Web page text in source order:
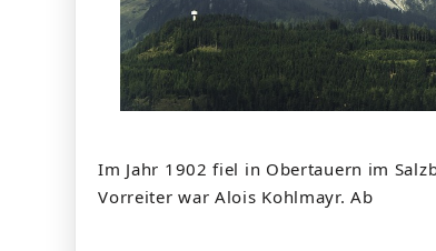
Im Jahr 1902 fiel in Obertauern im
Vorreiter war Alois Kohlmayr. Ab